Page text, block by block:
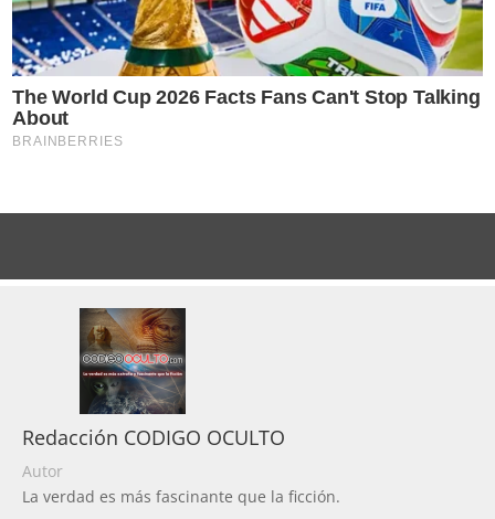
Redacción CODIGO OCULTO
Autor
La verdad es más fascinante que la ficción.